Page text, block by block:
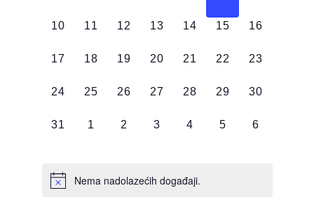
0
10
0
11
0
12
0
13
0
14
0
15
0
16
0
17
0
18
0
19
0
20
0
21
0
22
0
23
0
24
0
25
0
26
0
27
0
28
0
29
0
30
0
31
0
1
0
2
0
3
0
4
0
5
0
6
Nema nadolazećih događaji.